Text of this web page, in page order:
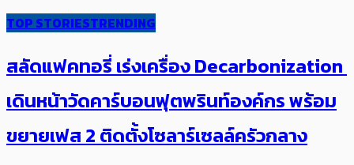
TOP STORIESTRENDING
สลัดแฟคทอรี่ เร่งเครื่อง Decarbonization ​
เดินหน้าวัดคาร์บอนฟุตพรินท์องค์กร​ พร้อม
ขยายเฟส 2 ติดตั้งโซลาร์เซลล์ครัวกลาง